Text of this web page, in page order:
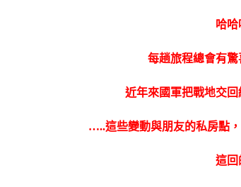
哈
每趟旅程總會有
近年來國軍把戰地交
…..這些變動與朋友的私房點
這回